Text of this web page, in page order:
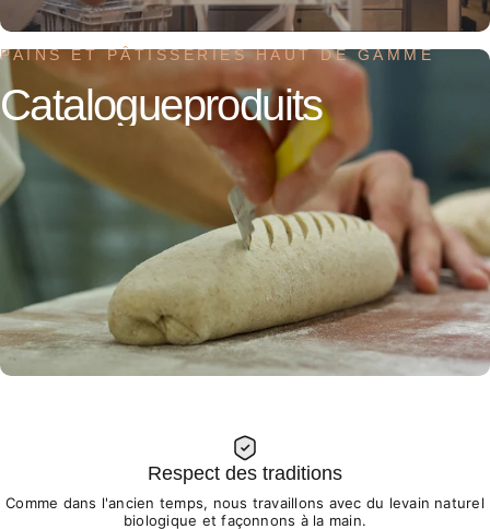
PAINS ET PÂTISSERIES HAUT DE GAMME
Catalogueproduits
Respect des traditions
Comme dans l'ancien temps, nous travaillons avec du levain naturel
biologique et façonnons à la main.